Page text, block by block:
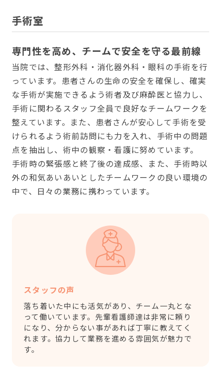
手術室
専門性を高め、チームで安全を守る最前線
当院では、整形外科・消化器外科・眼科の手術を行
っています。患者さんの生命の安全を確保し、確実
な手術が実施できるよう術者及び麻酔医と協力し、
手術に関わるスタッフ全員で良好なチームワークを
整えています。また、患者さんが安心して手術を受
けられるよう術前訪問にも力を入れ、手術中の問題
点を抽出し、術中の観察・看護に努めています。
手術時の緊張感と終了後の達成感、また、手術時以
外の和気あいあいとしたチームワークの良い環境の
中で、日々の業務に携わっています。
スタッフの声
落ち着いた中にも活気があり、チーム一丸とな
って働いています。先輩看護師達は非常に頼り
になり、分からない事があれば丁寧に教えてく
れます。協力して業務を進める雰囲気が魅力で
す。